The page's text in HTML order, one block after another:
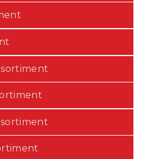
sortiment
sortiment